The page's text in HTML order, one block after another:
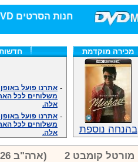
חנות הסרטים DVD/בלו-ריי/3D הגדולה ביותר!
מכירה מוקדמת
בהנחה נוספת
משלוחים לכל
אלה.
משלוחים לכל
אלה.
-אנחנו כאן לכול
במענה הטלפוני
.האתר לרשותכם מורטל קומבט 2 (ארה"ב 2026)